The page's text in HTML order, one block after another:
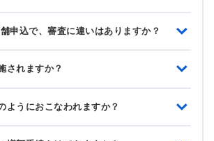
申込で、審査に違いはありますか？
されますか？
ようにおこなわれますか？